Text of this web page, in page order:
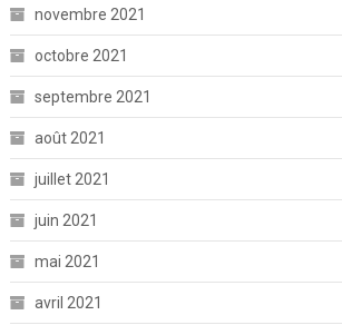
novembre 2021
octobre 2021
septembre 2021
août 2021
juillet 2021
juin 2021
mai 2021
avril 2021